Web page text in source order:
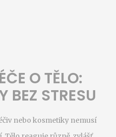
O TĚLO:
BEZ STRESU
nebo kosmetiky nemusí